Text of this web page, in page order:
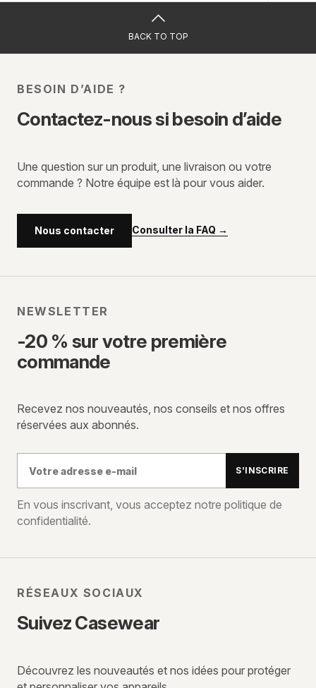
BACK TO TOP
BESOIN D’AIDE ?
Contactez-nous si besoin d’aide
Une question sur un produit, une livraison ou votre
commande ? Notre équipe est là pour vous aider.
Nous contacter Consulter la FAQ →
NEWSLETTER
-20 % sur votre première
commande
Recevez nos nouveautés, nos conseils et nos offres
réservées aux abonnés.
e-
mail
S’INSCRIRE
En vous inscrivant, vous acceptez notre politique de
confidentialité.
RÉSEAUX SOCIAUX
Suivez Casewear
Découvrez les nouveautés et nos idées pour protéger